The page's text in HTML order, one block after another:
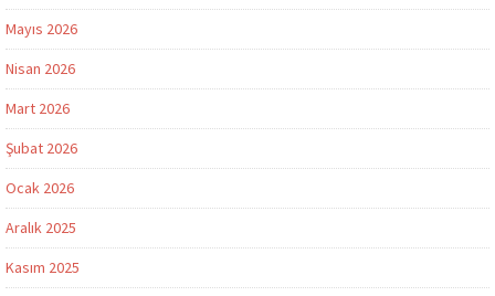
Mayıs 2026
Nisan 2026
Mart 2026
Şubat 2026
Ocak 2026
Aralık 2025
Kasım 2025